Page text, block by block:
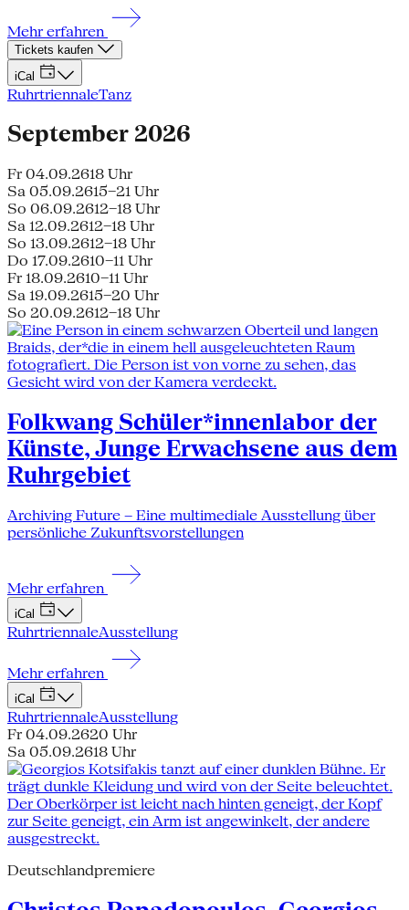
Mehr erfahren
Tickets kaufen
iCal
RuhrtriennaleTanz
September 2026
Fr 04.09.2618 Uhr
Sa 05.09.2615–21 Uhr
So 06.09.2612–18 Uhr
Sa 12.09.2612–18 Uhr
So 13.09.2612–18 Uhr
Do 17.09.2610–11 Uhr
Fr 18.09.2610–11 Uhr
Sa 19.09.2615–20 Uhr
So 20.09.2612–18 Uhr
Folkwang Schüler*innenlabor der
Künste, Junge Erwachsene aus dem
Ruhrgebiet
Archiving Future – Eine multimediale Ausstellung über
persönliche Zukunftsvorstellungen
Mehr erfahren
iCal
RuhrtriennaleAusstellung
Mehr erfahren
iCal
RuhrtriennaleAusstellung
Fr 04.09.2620 Uhr
Sa 05.09.2618 Uhr
Deutschlandpremiere